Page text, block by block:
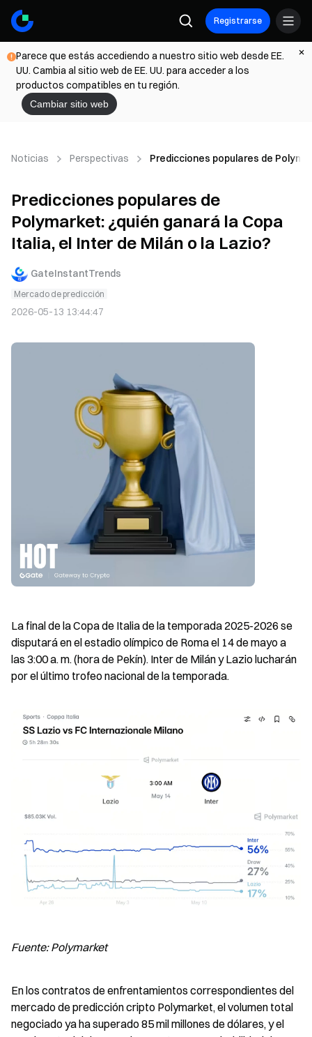
Registrarse
Parece que estás accediendo a nuestro sitio web desde EE.
UU. Cambia al sitio web de EE. UU. para acceder a los
productos compatibles en tu región.
Cambiar sitio web
Noticias Perspectivas Predicciones populares de
Predicciones populares de
Polymarket: ¿quién ganará la Copa
Italia, el Inter de Milán o la Lazio?
GateInstantTrends
Mercado de predicción
2026-05-13 13:44:47
La final de la Copa de Italia de la temporada 2025-2026 se
disputará en el estadio olímpico de Roma el 14 de mayo a
las 3:00 a. m. (hora de Pekín). Inter de Milán y Lazio lucharán
por el último trofeo nacional de la temporada.
Fuente: Polymarket
En los contratos de enfrentamientos correspondientes del
mercado de predicción cripto Polymarket, el volumen total
negociado ya ha superado 85 mil millones de dólares, y el